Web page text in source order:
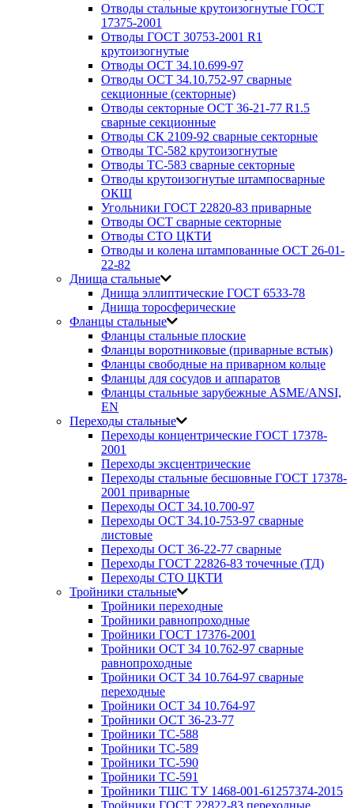
Отводы стальные крутоизогнутые ГОСТ
17375-2001
Отводы ГОСТ 30753-2001 R1
крутоизогнутые
Отводы ОСТ 34.10.699-97
Отводы ОСТ 34.10.752-97 сварные
секционные (секторные)
Отводы секторные ОСТ 36-21-77 R1.5
сварные секционные
Отводы СК 2109-92 сварные секторные
Отводы ТС-582 крутоизогнутые
Отводы ТС-583 сварные секторные
Отводы крутоизогнутые штампосварные
ОКШ
Угольники ГОСТ 22820-83 приварные
Отводы ОСТ сварные секторные
Отводы СТО ЦКТИ
Отводы и колена штампованные ОСТ 26-01-
22-82
Днища стальные
Днища эллиптические ГОСТ 6533-78
Днища торосферические
Фланцы стальные
Фланцы стальные плоские
Фланцы воротниковые (приварные встык)
Фланцы свободные на приварном кольце
Фланцы для сосудов и аппаратов
Фланцы стальные зарубежные ASME/ANSI,
EN
Переходы стальные
Переходы концентрические ГОСТ 17378-
2001
Переходы эксцентрические
Переходы стальные бесшовные ГОСТ 17378-
2001 приварные
Переходы ОСТ 34.10.700-97
Переходы ОСТ 34.10-753-97 сварные
листовые
Переходы ОСТ 36-22-77 сварные
Переходы ГОСТ 22826-83 точечные (ТД)
Переходы СТО ЦКТИ
Тройники стальные
Тройники переходные
Тройники равнопроходные
Тройники ГОСТ 17376-2001
Тройники ОСТ 34 10.762-97 сварные
равнопроходные
Тройники ОСТ 34 10.764-97 сварные
переходные
Тройники ОСТ 34 10.764-97
Тройники ОСТ 36-23-77
Тройники ТС-588
Тройники ТС-589
Тройники ТС-590
Тройники ТС-591
Тройники ТШС ТУ 1468-001-61257374-2015